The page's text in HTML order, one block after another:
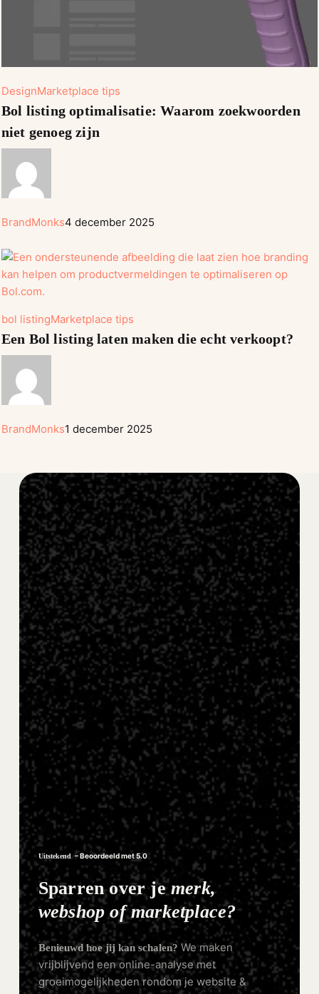
DesignMarketplace tipsBol
listing
Bol listing optimalisatie: Waarom zoekwoorden
niet genoeg zijn
BrandMonks4 december 2025
bol listingMarketplace tipsEen
Bol
verkoopt?
Een Bol listing laten maken die echt verkoopt?
BrandMonks1 december 2025
Uitstekend – Beoordeeld met 5.0
Sparren over jemerk,
webshop of marketplace?
Benieuwd hoe jij kan schalen? We maken
vrijblijvend een online-analyse met
groeimogelijkheden rondom je website &